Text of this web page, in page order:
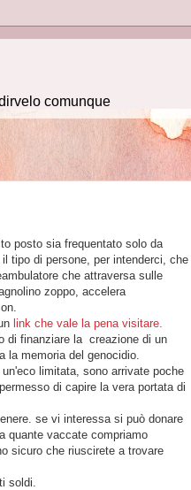
comunque
posto sia frequentato solo da
tipo di persone, per intenderci, che
che attraversa sulle
zoppo, accelera
link che vale la pena visitare.
di finanziare la creazione di un
la memoria del genocidio.
limitata, sono arrivate poche
di capire la vera portata di
se vi interessa si può donare
quante vaccate compriamo
sicuro che riuscirete a trovare
soldi.